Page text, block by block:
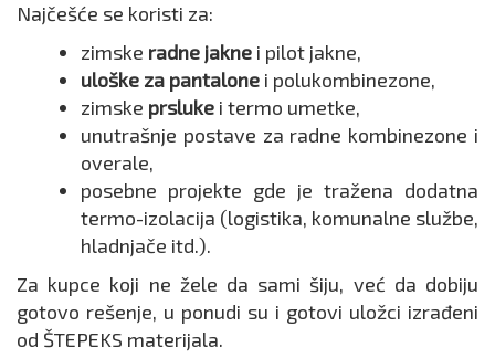
Najčešće se koristi za:
zimske radne jakne i pilot jakne,
uloške za pantalone i polukombinezone,
zimske prsluke i termo umetke,
unutrašnje postave za radne kombinezone i
overale,
posebne projekte gde je tražena dodatna
termo-izolacija (logistika, komunalne službe,
hladnjače itd.).
Za kupce koji ne žele da sami šiju, već da dobiju
gotovo rešenje, u ponudi su i gotovi uložci izrađeni
od ŠTEPEKS materijala.